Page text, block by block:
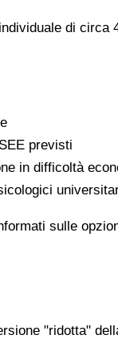
di circa
previsti
in difficoltà
sulle
"ridotta"